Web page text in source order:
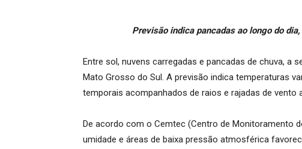
Previsão indica pancadas ao longo do
Entre sol, nuvens carregadas e pancadas de chuva, a
Mato Grosso do Sul. A previsão indica temperaturas
temporais acompanhados de raios e rajadas de vento
De acordo com o Cemtec (Centro de Monitoramento
umidade e áreas de baixa pressão atmosférica